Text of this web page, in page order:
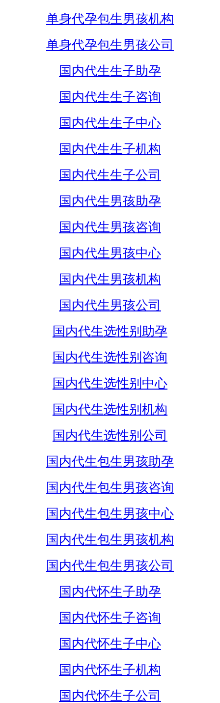
单身代孕包生男孩机构
单身代孕包生男孩公司
国内代生生子助孕
国内代生生子咨询
国内代生生子中心
国内代生生子机构
国内代生生子公司
国内代生男孩助孕
国内代生男孩咨询
国内代生男孩中心
国内代生男孩机构
国内代生男孩公司
国内代生选性别助孕
国内代生选性别咨询
国内代生选性别中心
国内代生选性别机构
国内代生选性别公司
国内代生包生男孩助孕
国内代生包生男孩咨询
国内代生包生男孩中心
国内代生包生男孩机构
国内代生包生男孩公司
国内代怀生子助孕
国内代怀生子咨询
国内代怀生子中心
国内代怀生子机构
国内代怀生子公司